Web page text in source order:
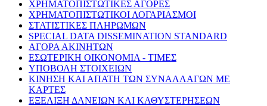
ΧΡΗΜΑΤΟΠΙΣΤΩΤΙΚΕΣ ΑΓΟΡΕΣ
ΧΡΗΜΑΤΟΠΙΣΤΩΤΙΚΟΙ ΛΟΓΑΡΙΑΣΜΟΙ
ΣΤΑΤΙΣΤΙΚΕΣ ΠΛΗΡΩΜΩΝ
SPECIAL DATA DISSEMINATION STANDARD
ΑΓΟΡΑ ΑΚΙΝΗΤΩΝ
ΕΣΩΤΕΡΙΚΗ ΟΙΚΟΝΟΜΙΑ - ΤΙΜΕΣ
ΥΠΟΒΟΛΗ ΣΤΟΙΧΕΙΩΝ
ΚΙΝΗΣΗ ΚΑΙ ΑΠΑΤΗ ΤΩΝ ΣΥΝΑΛΛΑΓΩΝ ΜΕ
ΚΑΡΤΕΣ
ΕΞΕΛΙΞΗ ΔΑΝΕΙΩΝ ΚΑΙ ΚΑΘΥΣΤΕΡΗΣΕΩΝ